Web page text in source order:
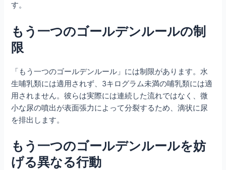
す。
もう一つのゴールデンルールの制
限
「もう一つのゴールデンルール」には制限があります。水
生哺乳類には適用されず、3キログラム未満の哺乳類には適
用されません。彼らは実際には連続した流れではなく、微
小な尿の噴出が表面張力によって分裂するため、滴状に尿
を排出します。
もう一つのゴールデンルールを妨
げる異なる行動